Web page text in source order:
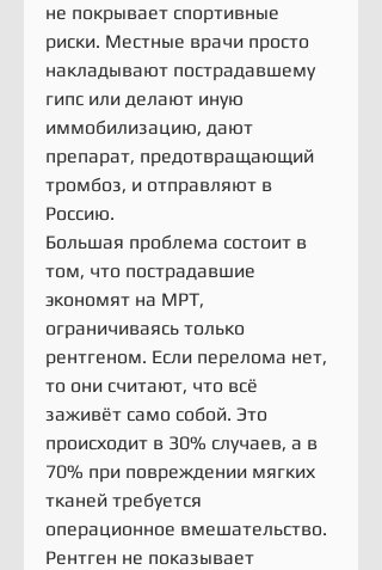
не покрывает спортивные
риски. Местные врачи просто
накладывают пострадавшему
гипс или делают иную
иммобилизацию, дают
препарат, предотвращающий
тромбоз, и отправляют в
Россию.
Большая проблема состоит в
том, что пострадавшие
экономят на МРТ,
ограничиваясь только
рентгеном. Если перелома нет,
то они считают, что всё
заживёт само собой. Это
происходит в 30% случаев, а в
70% при повреждении мягких
тканей требуется
операционное вмешательство.
Рентген не показывает